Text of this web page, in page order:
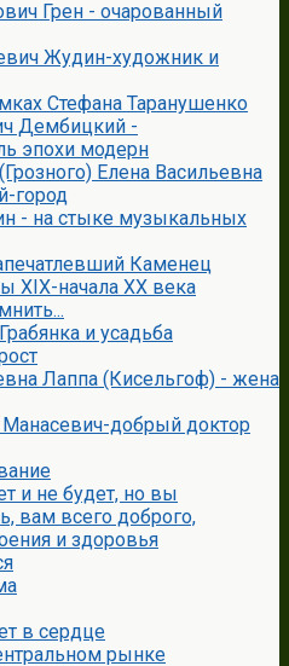
Грен - очарованный
Жудин-художник и
Стефана Таранушенко
Дембицкий -
эпохи модерн
Елена Васильевна
город
- на стыке музыкальных
Каменец
XIX-начала XX века
и усадьба
Лаппа (Кисельгоф) - жена
добрый доктор
и не будет, но вы
вам всего доброго,
и здоровья
в сердце
рынке